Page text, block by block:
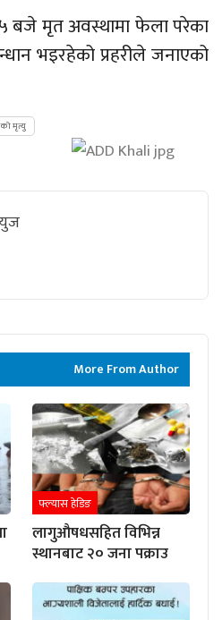
बजे मृत अवस्थामा फेला परेका
भइरहेको प्रहरीले जनाएको
मृत्यु
More From Author
फ्ल्यास हेडिङ
लागुऔषधसहित विभिन्न
स्थानबाट २० जना पक्राउ